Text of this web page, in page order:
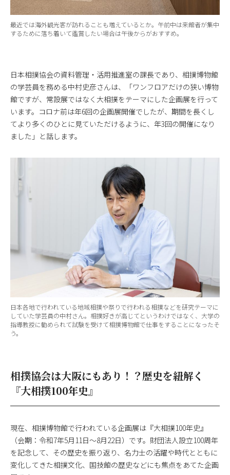
最近では海外観光客が訪れることも増えているとか。午前中は来館者が集中
するために落ち着いて鑑賞したい場合は午後からがおすすめ。
日本相撲協会の資料管理・活用推進室の課長であり、相撲博物館
の学芸員を務める中村史彦さんは、「ワンフロアだけの狭い博物
館ですが、常設展ではなく大相撲をテーマにした企画展を行って
います。コロナ前は年6回の企画展開催でしたが、期間を長くし
てより多くのひとに見ていただけるように、年3回の開催になり
ました」と話します。
日本各地で行われている地域相撲や祭りで行われる相撲などを研究テーマに
していた学芸員の中村さん。相撲好きが高じてというわけではなく、大学の
指導教授に勧められて試験を受けて相撲博物館で仕事をすることになったそ
う。
相撲協会は大阪にもあり！？歴史を紐解く
『大相撲100年史』
現在、相撲博物館で行われている企画展は『大相撲100年史』
（会期：令和7年5月11日～8月22日）です。財団法人設立100周年
を記念して、その歴史を振り返り、名力士の活躍や時代とともに
変化してきた相撲文化、国技館の歴史などにも焦点をあてた企画